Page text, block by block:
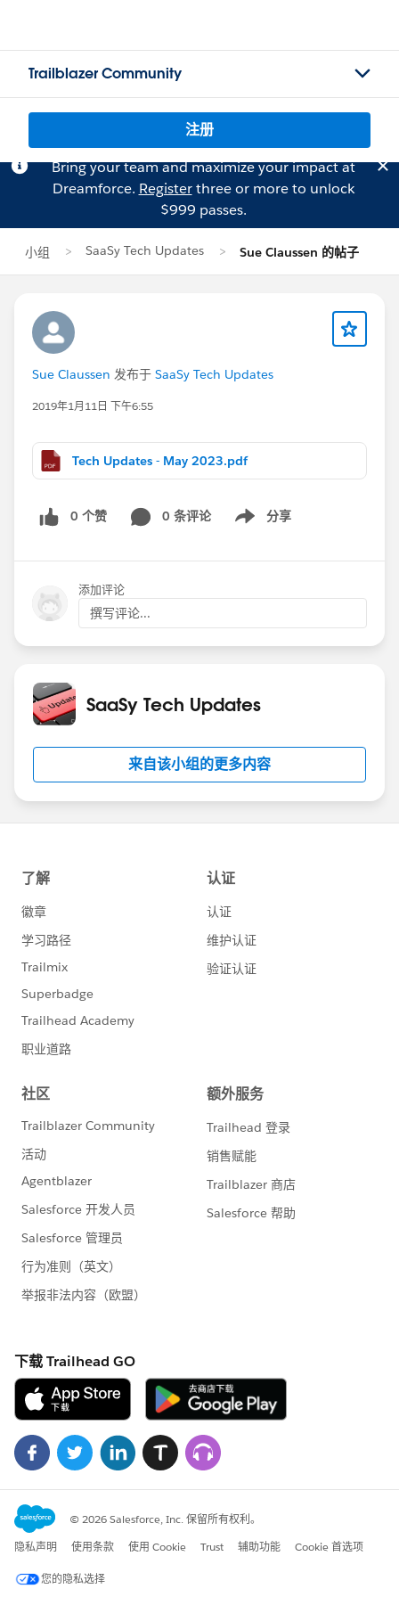
Trailblazer Community
注册
Bring your team and maximize your impact at
Dreamforce. Registerthree or more to unlock
$999 passes.
小组 SaaSy Tech Updates Sue Claussen 的帖子
Sue Claussen 发布于 SaaSy Tech Updates
2019年1月11日 下午6:55
Tech Updates - May 2023.pdf
0 个赞 0 条评论 分享
Show menu
添加评论
撰写评论...
SaaSy Tech Updates
来自该小组的更多内容